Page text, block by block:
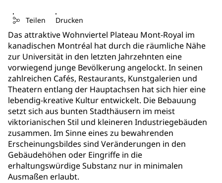
Teilen Drucken
Das attraktive Wohnviertel Plateau Mont-Royal im
kanadischen Montréal hat durch die räumliche Nähe
zur Universität in den letzten Jahrzehnten eine
vorwiegend junge Bevölkerung angelockt. In seinen
zahlreichen Cafés, Restaurants, Kunstgalerien und
Theatern entlang der Hauptachsen hat sich hier eine
lebendig-kreative Kultur entwickelt. Die Bebauung
setzt sich aus bunten Stadthäusern im meist
viktorianischen Stil und kleineren Industriegebäuden
zusammen. Im Sinne eines zu bewahrenden
Erscheinungsbildes sind Veränderungen in den
Gebäudehöhen oder Eingriffe in die
erhaltungswürdige Substanz nur in minimalen
Ausmaßen erlaubt.